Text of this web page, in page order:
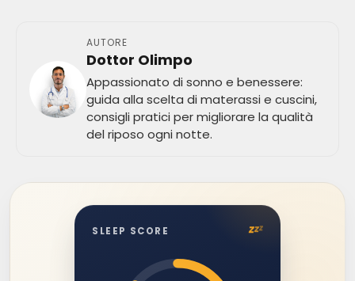
AUTORE
Dottor Olimpo
Appassionato di sonno e benessere:
guida alla scelta di materassi e cuscini,
consigli pratici per migliorare la qualità
del riposo ogni notte.
SLEEP SCORE zzz